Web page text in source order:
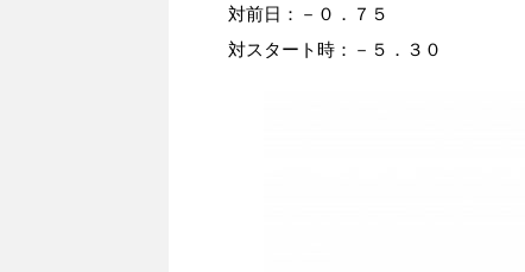
対前日：－０．７５
対スタート時：－５．３０